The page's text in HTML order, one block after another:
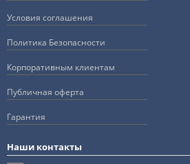
Условия соглашения
Политика Безопасности
Корпоративным клиентам
Публичная оферта
Гарантия
Наши контакты